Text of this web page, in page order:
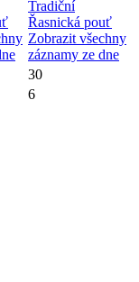
Tradiční
Řasnická pouť
Zobrazit všechny
záznamy ze dne
30
6